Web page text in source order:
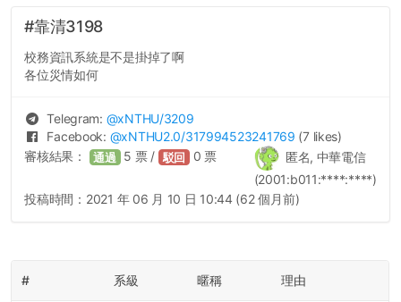
#靠清3198
校務資訊系統是不是掛掉了啊
各位災情如何
Telegram: @xNTHU/3209
Facebook: @xNTHU2.0/317994523241769 (7 likes)
匿名, 中華電信
(2001:b011:****:****)
審核結果： 通過 5 票 / 駁回 0 票
投稿時間： 2021 年 06 月 10 日 10:44 (62 個月前)
# 系級 暱稱 理由